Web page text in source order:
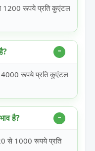
1200 रूपये प्रति कुएंटल
4000 रूपये प्रति कुएंटल
है?
से 1000 रूपये प्रति